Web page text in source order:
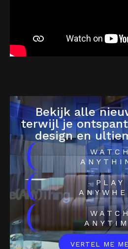
Bekijk alle
terwijl je
design en
(
(
PLAY
(
WATCH
VERTEL ME